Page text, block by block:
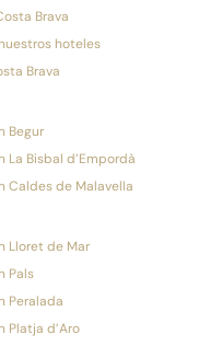
Brava
hoteles
Brava
Begur
La Bisbal d’Empordà
Caldes de Malavella
Lloret de Mar
Pals
Peralada
Platja d’Aro